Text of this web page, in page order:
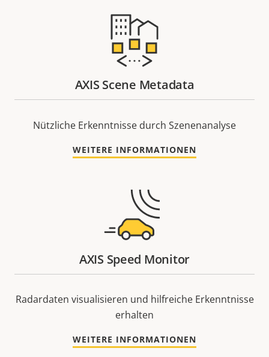
AXIS Scene Metadata
Nützliche Erkenntnisse durch Szenenanalyse
WEITERE INFORMATIONEN
AXIS Speed Monitor
Radardaten visualisieren und hilfreiche Erkenntnisse
erhalten
WEITERE INFORMATIONEN